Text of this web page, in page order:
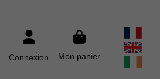
Connexion Mon panier